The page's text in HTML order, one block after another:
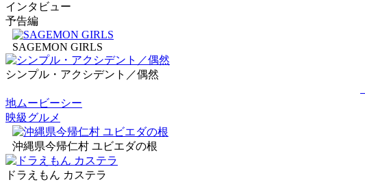
インタビュー
予告編
SAGEMON GIRLS
シンプル・アクシデント／偶然
地ムービーシー
映級グルメ
沖縄県今帰仁村 ユビエダの根
ドラえもん カステラ